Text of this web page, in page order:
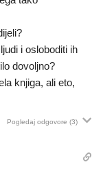
i osloboditi ih
dovoljno?
knjiga, ali eto,
Pogledaj odgovore (3)